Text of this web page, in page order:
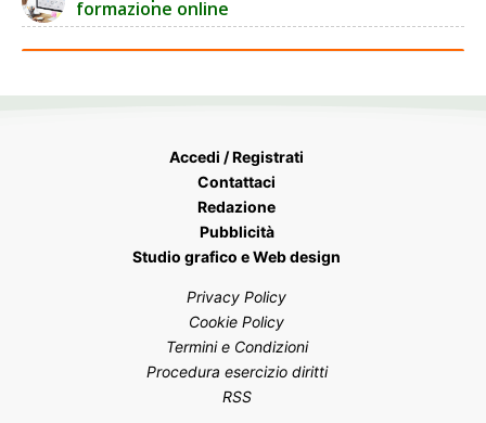
formazione online
Accedi / Registrati
Contattaci
Redazione
Pubblicità
Studio grafico e Web design
Privacy Policy
Cookie Policy
Termini e Condizioni
Procedura esercizio diritti
RSS